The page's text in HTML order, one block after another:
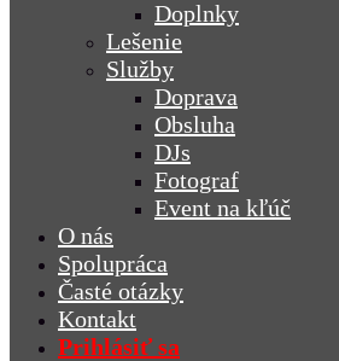
Doplnky
Lešenie
Služby
Doprava
Obsluha
DJs
Fotograf
Event na kľúč
O nás
Spolupráca
Časté otázky
Kontakt
Prihlásiť sa